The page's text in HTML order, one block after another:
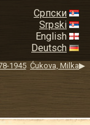
Српски
Srpski
English
Deutsch
1945 Ćukova, Milka▶